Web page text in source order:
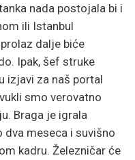
nada postojala bi i
ili Istanbul
dalje biće
Ipak, šef struke
izjavi za naš portal
smo verovatno
Braga je igrala
dva meseca i suvišno
kadru. Železničar će